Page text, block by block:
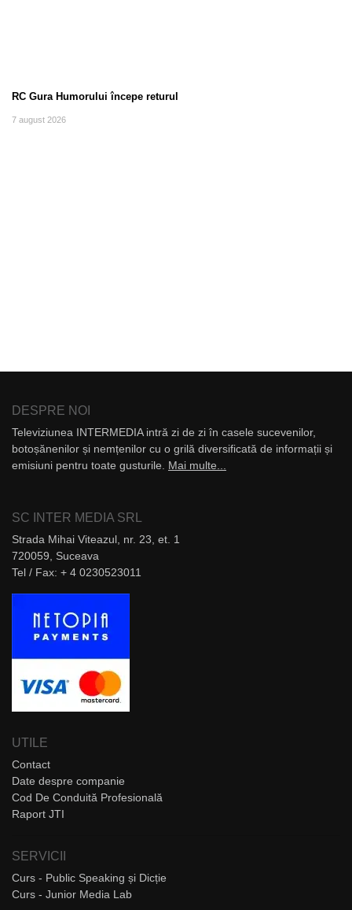
RC Gura Humorului începe returul
7 august 2026
DESPRE NOI
Televiziunea INTERMEDIA intră zi de zi în casele sucevenilor,
botoșănenilor și nemțenilor cu o grilă diversificată de informații și
emisiuni pentru toate gusturile. Mai multe...
SC INTER MEDIA SRL
Strada Mihai Viteazul, nr. 23, et. 1
720059, Suceava
Tel / Fax: + 4 0230523011
UTILE
Contact
Date despre companie
Cod De Conduită Profesională
Raport JTI
SERVICII
Curs - Public Speaking și Dicție
Curs - Junior Media Lab